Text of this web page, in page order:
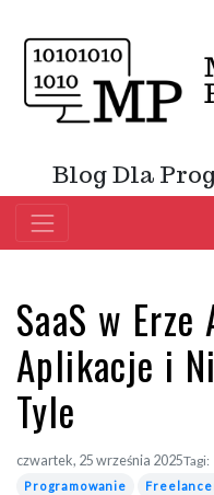
Blog Dla
SaaS w
Aplikacje i
Tyle
czwartek, 25 września 2025Tagi:
Programowanie